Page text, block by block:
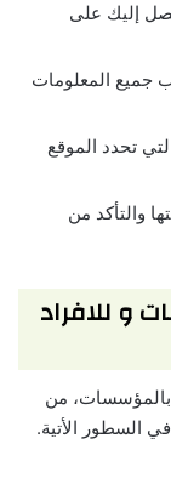
إليك على
جميع المعلومات
تحدد الموقع
والتأكد من
و للافراد
من
السطور الأتية.